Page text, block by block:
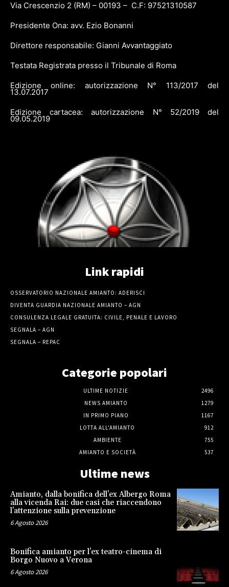
Via Crescenzio 2 (RM) – 00193 – C.F: 97521310587
Presidente Ona: avv. Ezio Bonanni
Direttore responsabile: Gianni Avvantaggiato
Testata Registrata presso il Tribunale di Roma
Edizione online: autorizzazione N° 113/2017 del
13.07.2017
Edizione cartacea: autorizzazione N° 52/2019 del
09.05.2019
Link rapidi
OSSERVATORIO NAZIONALE AMIANTO: ADERISCI
DIVENTA GUARDIA NAZIONALE AMIANTO – AGN
CONSULENZA LEGALE GRATUITA: CIVILE, PENALE E LAVORO
SEGNALA – AGN
SEGNALA – REPAC
Categorie popolari
ULTIME NOTIZIE
2496
NEWS AMIANTO
1279
IN PRIMO PIANO
1167
LOTTA ALL'AMIANTO
912
AMBIENTE
755
AMIANTO E SOCIETÀ
537
Ultime news
Amianto, dalla bonifica dell’ex Albergo Roma
alla vicenda Rai: due casi che riaccendono
l’attenzione sulla prevenzione
6 Agosto 2026
Bonifica amianto per l’ex teatro-cinema di
Borgo Nuovo a Verona
6 Agosto 2026